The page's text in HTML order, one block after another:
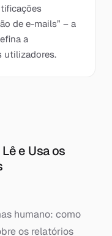
de e-mails” – a
a
utilizadores.
e Usa os
humano: como
os relatórios